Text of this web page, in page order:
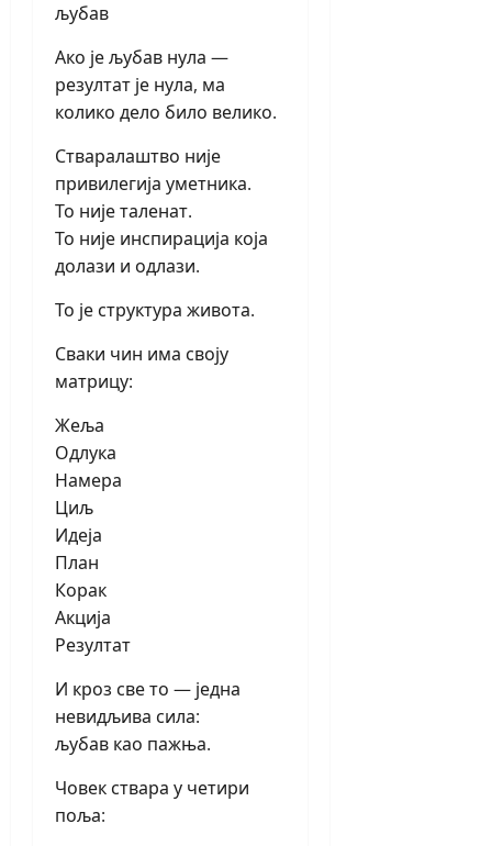
љубав
Ако је љубав нула —
резултат је нула, ма
колико дело било велико.
Стваралаштво није
привилегија уметника.
То није таленат.
То није инспирација која
долази и одлази.
То је структура живота.
Сваки чин има своју
матрицу:
Жеља
Одлука
Намера
Циљ
Идеја
План
Корак
Акција
Резултат
И кроз све то — једна
невидљива сила:
љубав као пажња.
Човек ствара у четири
поља: